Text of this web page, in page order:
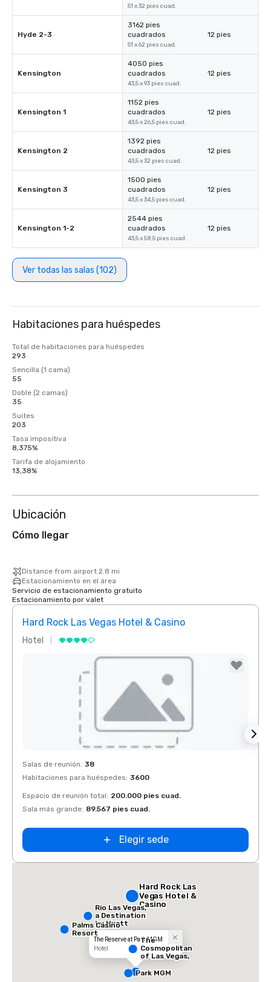
51 x 32 pies cuad.
Hyde 2-3
3162 pies
cuadrados
51 x 62 pies cuad.
12 pies
Kensington
4050 pies
cuadrados
43,5 x 93 pies cuad.
12 pies
Kensington 1
1152 pies
cuadrados
43,5 x 26,5 pies cuad.
12 pies
Kensington 2
1392 pies
cuadrados
43,5 x 32 pies cuad.
12 pies
Kensington 3
1500 pies
cuadrados
43,5 x 34,5 pies cuad.
12 pies
Kensington 1-2
2544 pies
cuadrados
43,5 x 58,5 pies cuad.
12 pies
Ver todas las salas (102)
Habitaciones para huéspedes
Total de habitaciones para huéspedes
293
Sencilla (1 cama)
55
Doble (2 camas)
35
Suites
203
Tasa impositiva
8,375%
Tarifa de alojamiento
13,38%
Ubicación
Cómo llegar
Distance from airport 2.8 mi
Estacionamiento en el área
Servicio de estacionamiento gratuito
Estacionamiento por valet
Hard Rock Las Vegas Hotel & Casino
Hotel
Removed from favorites
Salas de reunión: 38
Habitaciones para huéspedes: 3600
Espacio de reunión total: 200.000 pies cuad.
Sala más grande: 89.567 pies cuad.
Elegir sede
The Reserve at Park MGM
Hotel
Hard Rock Las
Vegas Hotel &
Casino
Rio Las Vegas,
a Destination
by Hyatt
Hotel
Palms Casino
Resort
The
Cosmopolitan
of Las Vegas,
Autograph
Collection
Park MGM